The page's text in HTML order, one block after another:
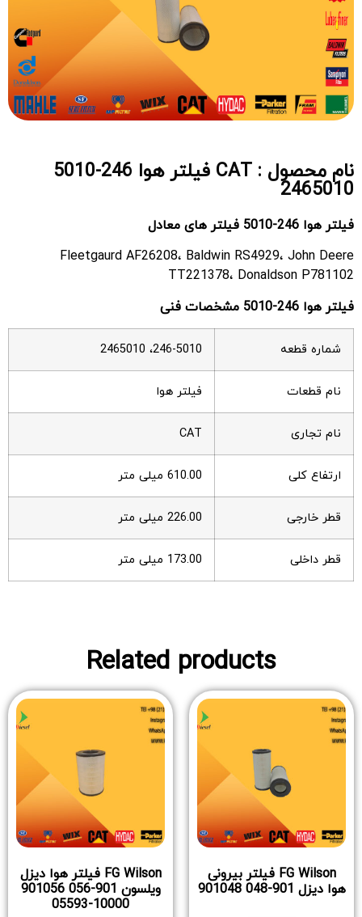
نام محصول : CAT فیلتر هوا 246-5010
2465010
فیلتر هوا 246-5010 فیلتر های معادل
Fleetgaurd AF26208، Baldwin RS4929، John Deere
TT221378، Donaldson P781102
فیلتر هوا 246-5010 مشخصات فنی
شماره قطعه 246-5010، 2465010
نام قطعات فیلتر هوا
نام تجاری CAT
ارتفاع کلی 610.00 میلی متر
قطر خارجی 226.00 میلی متر
قطر داخلی 173.00 میلی متر
Related products
FG Wilson فیلتر بیرونی
هوا دیزل 901-048 901048
FG Wilson فیلتر هوا دیزل
ویلسون 901-056 901056
10000-05593